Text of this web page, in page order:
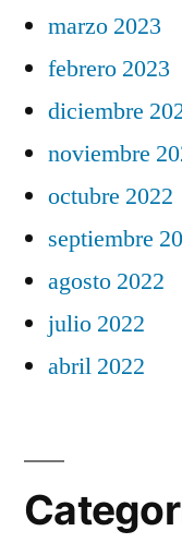
marzo 2023
febrero 2023
diciembre
noviembre
octubre 2022
septiembre
agosto 2022
julio 2022
abril 2022